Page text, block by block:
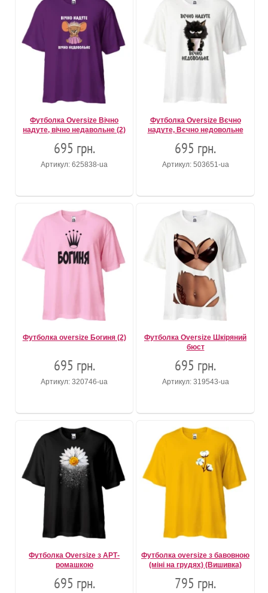
Футболка Oversize Вічно
надуте, вічно недавольне (2)
695 грн.
Артикул: 625838-ua
Футболка Oversize Вєчно
надуте, Вєчно недовольне
695 грн.
Артикул: 503651-ua
Футболка oversize Богиня (2)
695 грн.
Артикул: 320746-ua
Футболка Oversize Шкіряний
бюст
695 грн.
Артикул: 319543-ua
Футболка Oversize з АРТ-
ромашкою
695 грн.
Футболка oversize з бавовною
(міні на грудях) (Вишивка)
795 грн.